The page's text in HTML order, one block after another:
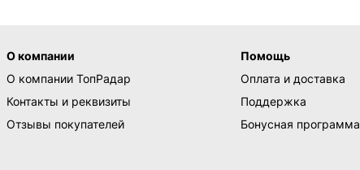
О компании
О компании ТопРадар
Контакты и реквизиты
Отзывы покупателей
Помощь
Оплата и доставка
Поддержка
Бонусная программа